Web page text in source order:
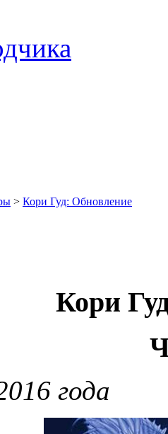
> Кори Гуд: Обновление
Кори
года